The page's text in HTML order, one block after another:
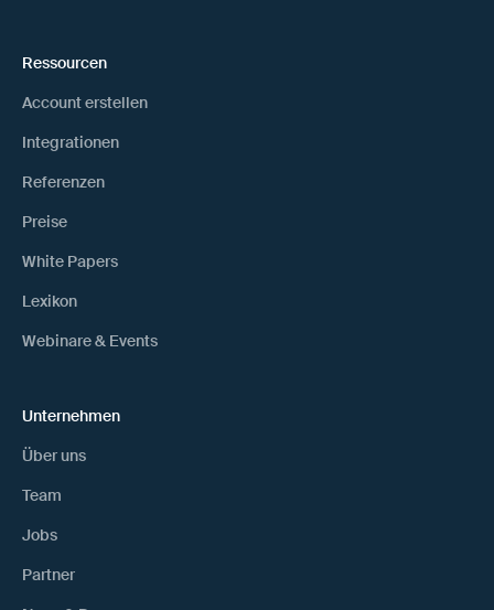
Ressourcen
Account erstellen
Integrationen
Referenzen
Preise
White Papers
Lexikon
Webinare & Events
Unternehmen
Über uns
Team
Jobs
Partner